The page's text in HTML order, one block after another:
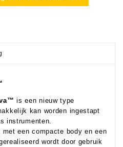
is een nieuw type
kan worden ingestapt
instrumenten.
een compacte body en een
wordt door gebruik